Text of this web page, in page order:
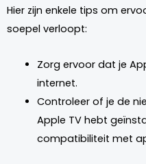
Hier zijn enkele tips om
soepel verloopt:
Zorg ervoor dat je
internet.
Controleer of je de
Apple TV hebt
compatibiliteit met